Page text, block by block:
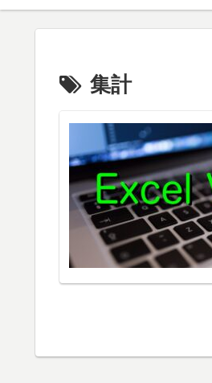
集計